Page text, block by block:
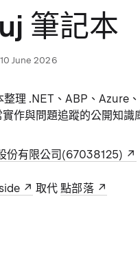
筆記本
10 June 2026
整理 .NET、ABP、Azure
作與問題追蹤的公開知識
份有限公司(67038125)
取代點部落